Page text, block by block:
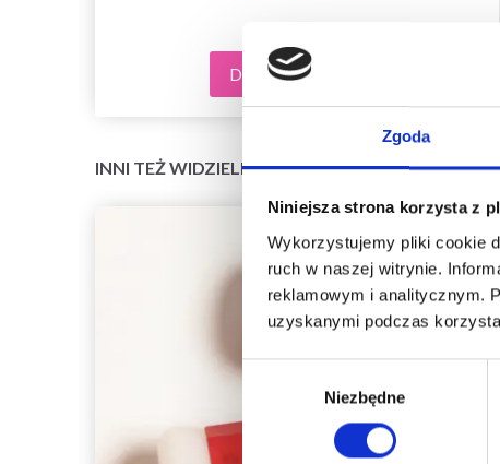
Zgoda
Niniejsza strona korzysta z
Wykorzystujemy pliki cookie
ruch w naszej witrynie.
reklamowym i analitycznym.
uzyskanymi podczas
Wybór
Niezbędne
Dodaj do koszyka
INNI TEŻ WIDZIELI